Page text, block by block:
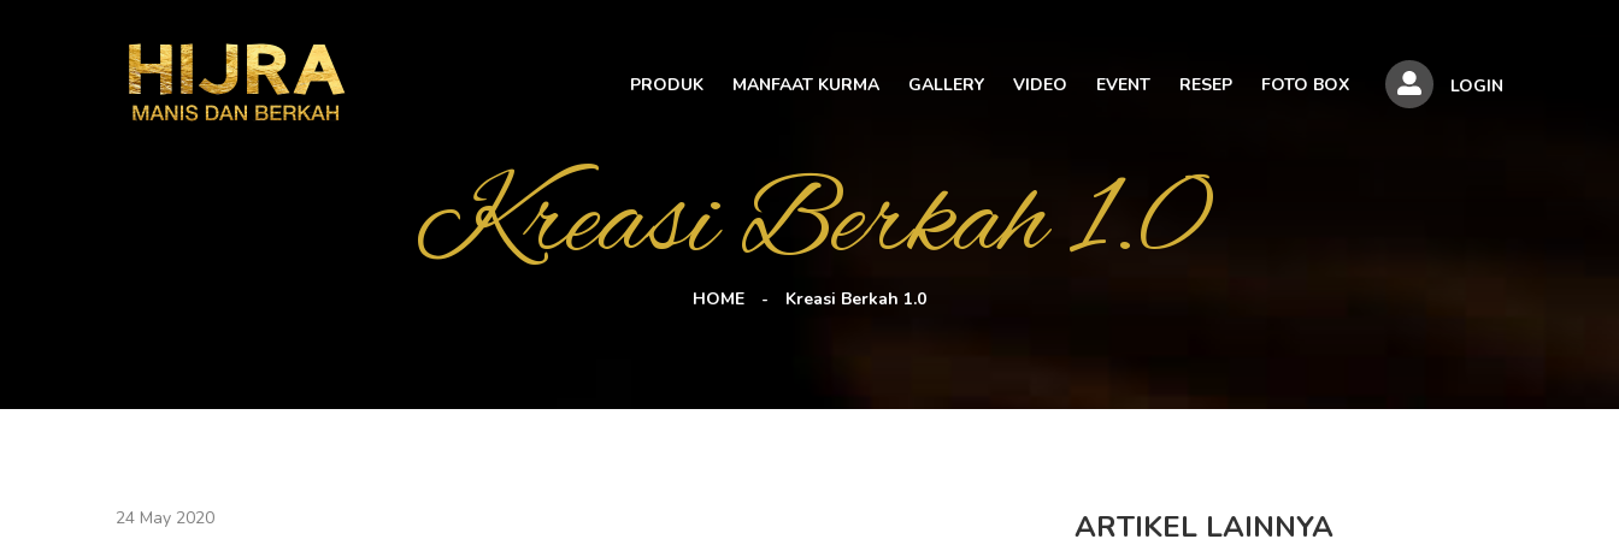
LOGIN
PRODUK MANFAAT KURMA GALLERY VIDEO EVENT RESEP FOTO BOX
Kreasi Berkah 1.0
HOME Kreasi Berkah 1.0
24 May 2020 ARTIKEL LAINNYA